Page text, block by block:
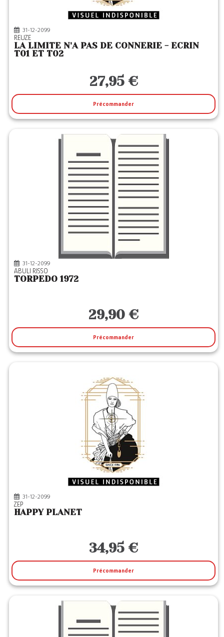
31-12-2099
REUZE
LA LIMITE N'A PAS DE CONNERIE - ECRIN
T01 ET T02
27,95 €
Précommander
31-12-2099
ABULI RISSO
TORPEDO 1972
29,90 €
Précommander
31-12-2099
ZEP
HAPPY PLANET
34,95 €
Précommander